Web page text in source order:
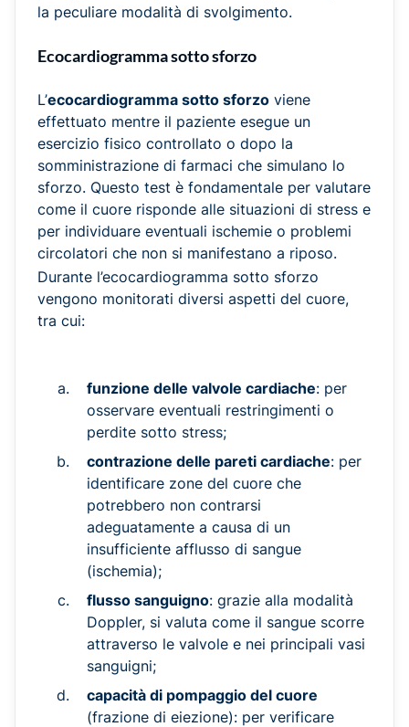
la peculiare modalità di svolgimento.
Ecocardiogramma sotto sforzo
L’ecocardiogramma sotto sforzo viene
effettuato mentre il paziente esegue un
esercizio fisico controllato o dopo la
somministrazione di farmaci che simulano lo
sforzo. Questo test è fondamentale per valutare
come il cuore risponde alle situazioni di stress e
per individuare eventuali ischemie o problemi
circolatori che non si manifestano a riposo.
Durante l’ecocardiogramma sotto sforzo
vengono monitorati diversi aspetti del cuore,
tra cui:
funzione delle valvole cardiache: per
osservare eventuali restringimenti o
perdite sotto stress;
contrazione delle pareti cardiache: per
identificare zone del cuore che
potrebbero non contrarsi
adeguatamente a causa di un
insufficiente afflusso di sangue
(ischemia);
flusso sanguigno: grazie alla modalità
Doppler, si valuta come il sangue scorre
attraverso le valvole e nei principali vasi
sanguigni;
capacità di pompaggio del cuore
(frazione di eiezione): per verificare